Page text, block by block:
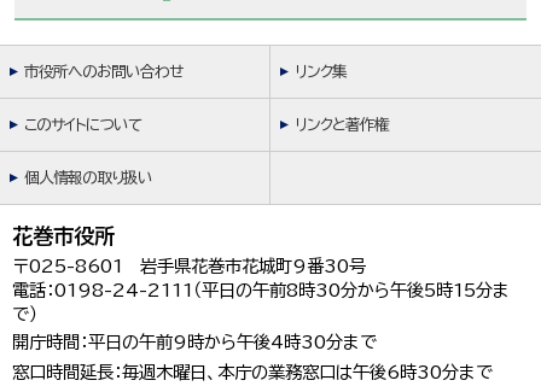
市役所へのお問い合わせ リンク集
このサイトについて リンクと著作権
個人情報の取り扱い
花巻市役所
〒025-8601 岩手県花巻市花城町9番30号
電話：0198-24-2111（平日の午前8時30分から午後5時15分ま
で）
開庁時間：平日の午前9時から午後4時30分まで
窓口時間延長：毎週木曜日、本庁の業務窓口は午後6時30分まで